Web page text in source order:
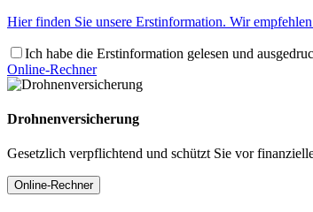
Hier finden Sie unsere Erstinformation. Wir
Ich habe die Erstinformation gelesen und
Online-Rechner
Drohnenversicherung
Gesetzlich verpflichtend und schützt Sie vor
Online-Rechner